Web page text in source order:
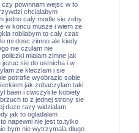
czy powinnam wejsc w to
chcialabym
jedno caly modle sie zeby
w koncu musze i wiem ze
robilabym to caly czas
mi dosc zimno ale kiedy
nie czulam nie
mialam zimne jak
jezuc sie do usmicha i w
ze kleczlam i sie
potrafie wyobrazic sobie
jak zobaczylam taki
baen i cwiczyli te kobiety
to z jednej strony sie
duzo razy widzialam
jak to ogladalam
napewni nie jest to.tylko
bym nie wytrzymala dlugo